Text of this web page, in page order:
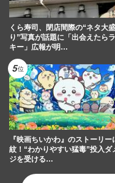
くら寿司、閉店間際の“ネタ大盛
り”写真が話題に「出会えたら
キー」広報が明…
『映画ちいかわ』のストーリー
紋！“わかりやすい猛毒”投入ダ
ジを受ける…